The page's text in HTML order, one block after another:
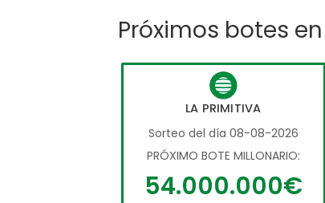
Próximos botes
LA PRIMITIVA
Sorteo del día 08-08-2026
PRÓXIMO BOTE MILLONARIO:
54.000.000€